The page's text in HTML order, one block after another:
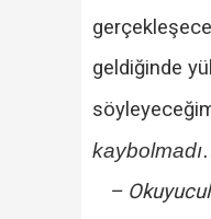
geldiğinde
–